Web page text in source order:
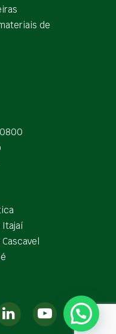
de
Itajaí